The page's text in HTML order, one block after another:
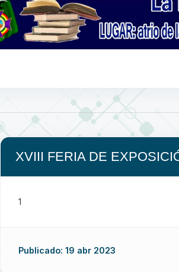
XVIII FERIA DE
1
Publicado: 19 abr 2023